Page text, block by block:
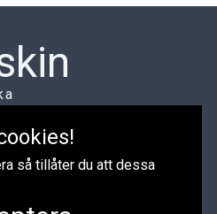
vill sälja?
köpa maskiner. Om du har
så tillåter du att dessa